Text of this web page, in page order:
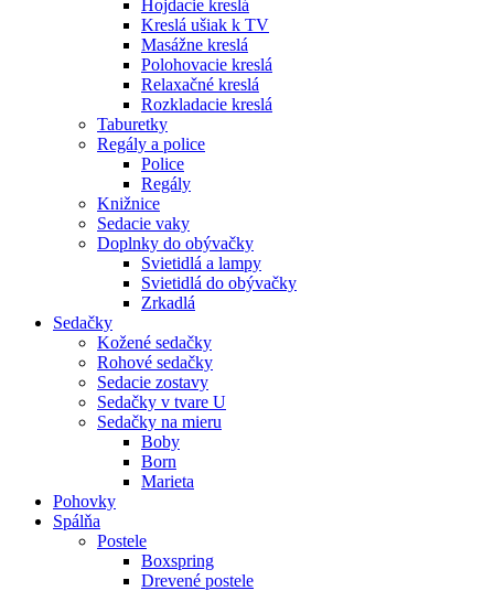
Hojdacie kreslá
Kreslá ušiak k TV
Masážne kreslá
Polohovacie kreslá
Relaxačné kreslá
Rozkladacie kreslá
Taburetky
Regály a police
Police
Regály
Knižnice
Sedacie vaky
Doplnky do obývačky
Svietidlá a lampy
Svietidlá do obývačky
Zrkadlá
Sedačky
Kožené sedačky
Rohové sedačky
Sedacie zostavy
Sedačky v tvare U
Sedačky na mieru
Boby
Born
Marieta
Pohovky
Spálňa
Postele
Boxspring
Drevené postele